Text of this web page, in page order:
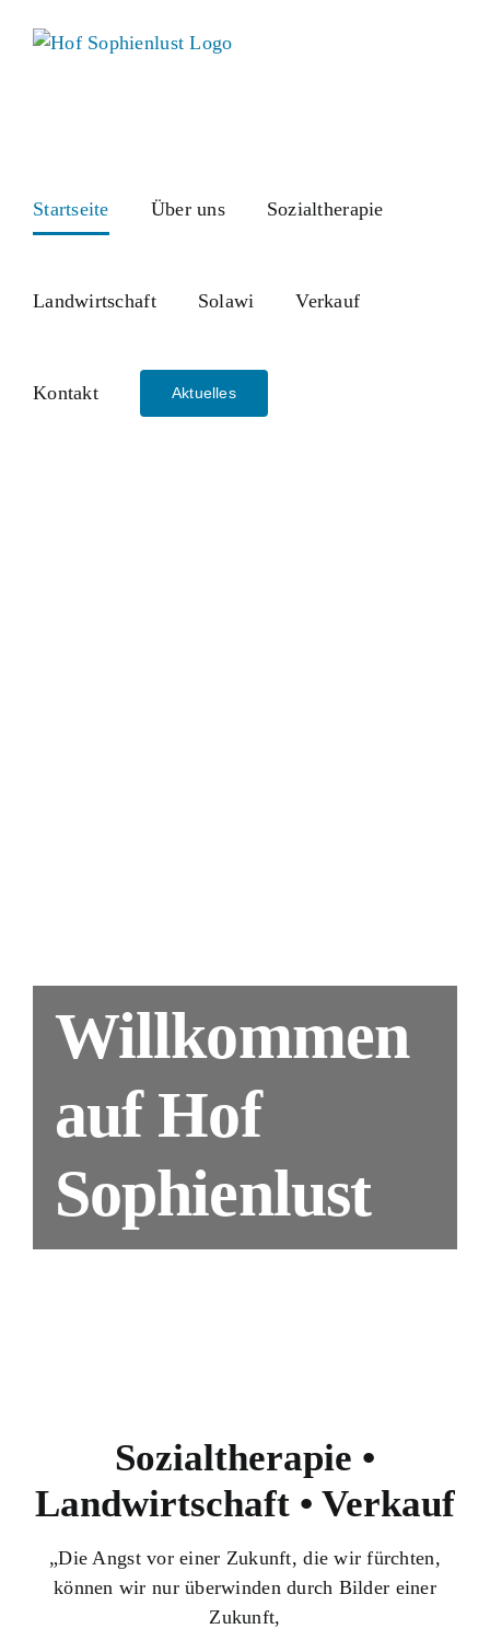
Startseite Über uns Sozialtherapie
Landwirtschaft Solawi Verkauf
Kontakt Aktuelles
Willkommen
auf Hof
Sophienlust
Sozialtherapie •
Landwirtschaft • Verkauf
„Die Angst vor einer Zukunft, die wir fürchten,
können wir nur überwinden durch Bilder einer
Zukunft,